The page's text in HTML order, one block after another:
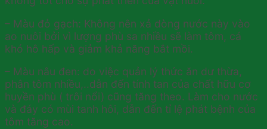
– Màu đỏ gạch: Không nên xả dòng nước này vào
ao nuôi bởi vì lượng phù sa nhiều sẽ làm tôm, cá
khó hô hấp và giảm khả năng bắt mồi.
– Màu nâu đen: do việc quản lý thức ăn dư thừa,
phân tôm nhiều,..dẫn đến tính tan của chất hữu cơ
huyền phù ( trôi nổi) cũng tăng theo. Làm cho nước
và đáy có mùi tanh hôi, dẫn đến tỉ lệ phát bệnh của
tôm tăng cao.